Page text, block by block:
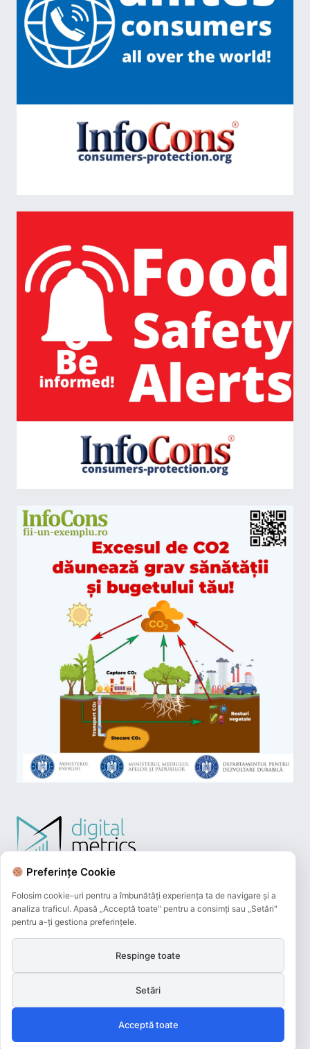
Plățile online efectuate pe acest site
și beneficiază de 3D-Secure.
Preferințe Cookie
Folosim cookie-uri pentru a îmbunătăți experiența ta de navigare și a
analiza traficul. Apasă „Acceptă toate" pentru a consimți sau „Setări"
pentru a-ți gestiona preferințele.
Respinge toate
Setări
Acceptă toate